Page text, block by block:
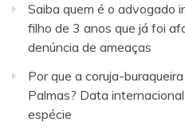
Saiba quem é o advogado
filho de 3 anos que já foi
denúncia de ameaças
Por que a coruja-
Palmas? Data
espécie